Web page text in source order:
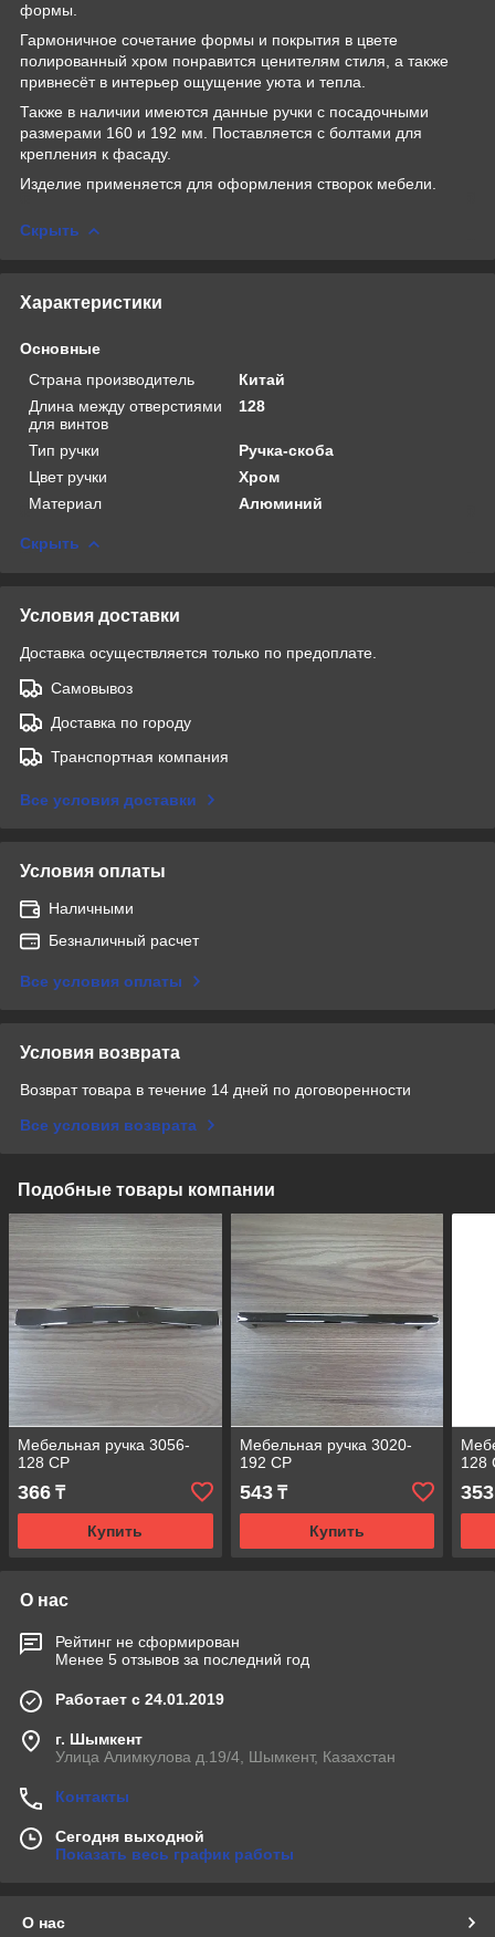
формы.
Гармоничное сочетание формы и покрытия в цвете
полированный хром понравится ценителям стиля, а также
привнесёт в интерьер ощущение уюта и тепла.
Также в наличии имеются данные ручки с посадочными
размерами 160 и 192 мм. Поставляется с болтами для
крепления к фасаду.
Изделие применяется для оформления створок мебели.
Скрыть
Характеристики
Основные
Страна производитель
Китай
Длина между отверстиями
для винтов
128
Тип ручки
Ручка-скоба
Цвет ручки
Хром
Материал
Алюминий
Скрыть
Условия доставки
Доставка осуществляется только по предоплате.
Самовывоз
Доставка по городу
Транспортная компания
Все условия доставки
Условия оплаты
Наличными
Безналичный расчет
Все условия оплаты
Условия возврата
Возврат товара в течение 14 дней по договоренности
Все условия возврата
Подобные товары компании
Мебельная ручка 3056-
128 СР
366 ₸
Купить
Мебельная ручка 3020-
192 СР
543₸
Купить
128
353
О нас
Рейтинг не сформирован
Менее 5 отзывов за последний год
Работает с 24.01.2019
г. Шымкент
Улица Алимкулова д.19/4, Шымкент, Казахстан
Контакты
Сегодня выходной
Показать весь график работы
О нас